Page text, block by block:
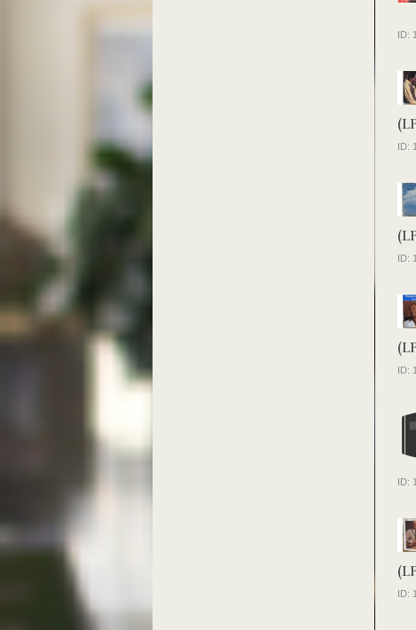
ID:
ID:
ID:
ID:
ID:
ID: